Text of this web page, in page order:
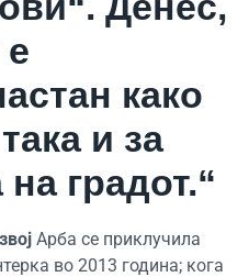
како
и за
градот.“
Арба се приклучила
во 2013 година; кога